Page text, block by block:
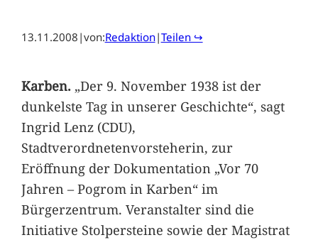
13.11.2008 |von:Redaktion|Teilen ↪
Karben.„Der 9. November 1938 ist der
dunkelste Tag in unserer Geschichte“, sagt
Ingrid Lenz (CDU),
Stadtverordnetenvorsteherin, zur
Eröffnung der Dokumentation „Vor 70
Jahren – Pogrom in Karben“ im
Bürgerzentrum. Veranstalter sind die
Initiative Stolpersteine sowie der Magistrat